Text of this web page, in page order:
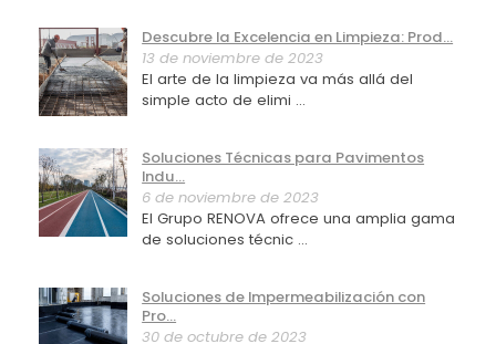
Descubre la Excelencia en Limpieza: Prod...
13 de noviembre de 2023
El arte de la limpieza va más allá del
simple acto de elimi ...
Soluciones Técnicas para Pavimentos
Indu...
6 de noviembre de 2023
El Grupo RENOVA ofrece una amplia gama
de soluciones técnic ...
Soluciones de Impermeabilización con
Pro...
30 de octubre de 2023